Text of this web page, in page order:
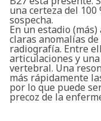
una certeza del
sospecha.
En un estadio
claras anomalías
radiografía. Entre
articulaciones y
vertebral. Una
más rápidamente
por lo que puede
precoz de la